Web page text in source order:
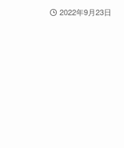
2022年9月23日